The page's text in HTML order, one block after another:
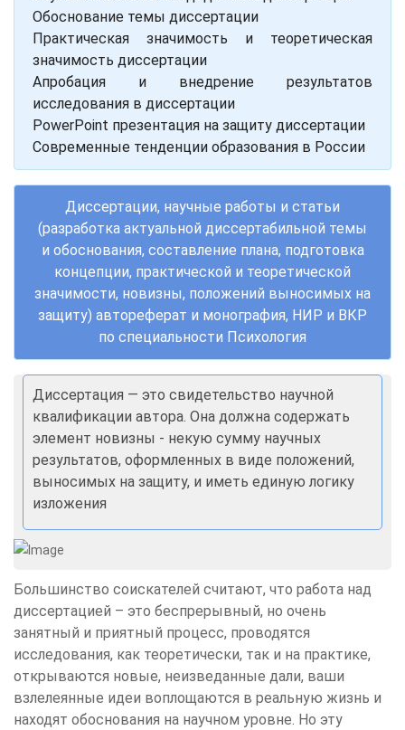
Обоснование темы диссертации
Практическая значимость и теоретическая
значимость диссертации
Апробация и внедрение результатов
исследования в диссертации
PowerPoint презентация на защиту диссертации
Современные тенденции образования в России
Диссертации, научные работы и статьи
(разработка актуальной диссертабильной темы
и обоснования, составление плана, подготовка
концепции, практической и теоретической
значимости, новизны, положений выносимых на
защиту) автореферат и монография, НИР и ВКР
по специальности Психология
Диссертация — это свидетельство научной
квалификации автора. Она должна содержать
элемент новизны - некую сумму научных
результатов, оформленных в виде положений,
выносимых на защиту, и иметь единую логику
изложения
Большинство соискателей считают, что работа над
диссертацией – это беспрерывный, но очень
занятный и приятный процесс, проводятся
исследования, как теоретически, так и на практике,
открываются новые, неизведанные дали, ваши
взлелеянные идеи воплощаются в реальную жизнь и
находят обоснования на научном уровне. Но эту